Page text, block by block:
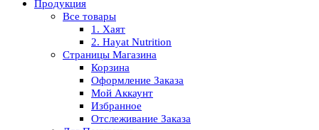
Продукция
Все товары
1. Хаят
2. Hayat Nutrition
Страницы Магазина
Корзина
Оформление Заказа
Мой Аккаунт
Избранное
Отслеживание Заказа